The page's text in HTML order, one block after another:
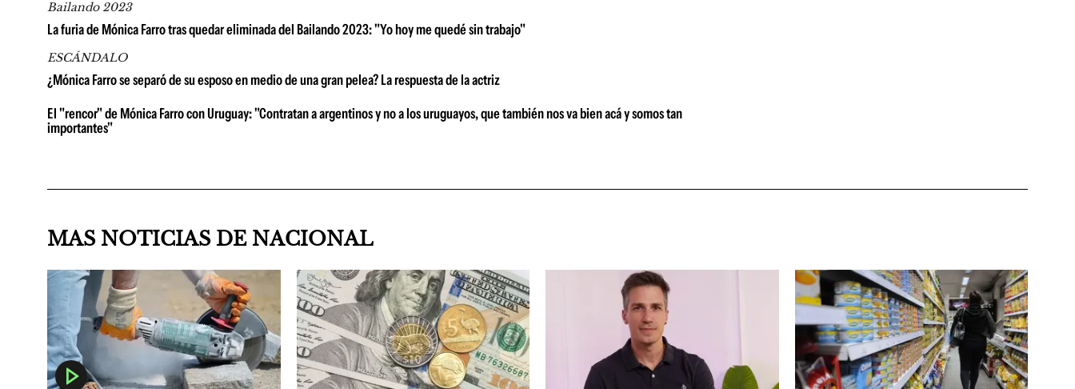
Bailando 2023
La furia de Mónica Farro tras quedar eliminada del Bailando 2023: "Yo hoy me quedé sin trabajo"
ESCÁNDALO
¿Mónica Farro se separó de su esposo en medio de una gran pelea? La respuesta de la actriz
El "rencor" de Mónica Farro con Uruguay: "Contratan a argentinos y no a los uruguayos, que también nos va bien acá y somos tan
importantes"
MAS NOTICIAS DE NACIONAL